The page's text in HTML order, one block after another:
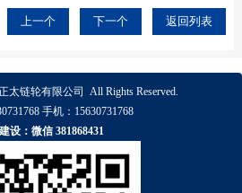
上一个 下一个 返回列表
太链轮有限公司 All Rights Reserved.
手机： 15630731768
设：微信 381868431